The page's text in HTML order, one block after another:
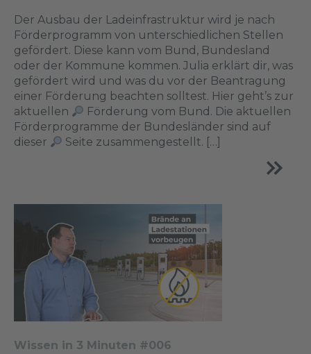
Der Ausbau der Ladeinfrastruktur wird je nach
Förderprogramm von unterschiedlichen Stellen
gefördert. Diese kann vom Bund, Bundesland
oder der Kommune kommen. Julia erklärt dir, was
gefördert wird und was du vor der Beantragung
einer Förderung beachten solltest. Hier geht’s zur
aktuellen
Förderung vom Bund. Die aktuellen
Förderprogramme der Bundesländer sind auf
dieser
Seite zusammengestellt. […]
Wissen in 3 Minuten #006